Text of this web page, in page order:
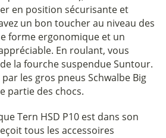
en position sécurisante et
un bon toucher au niveau des
forme ergonomique et un
En roulant, vous
la fourche suspendue Suntour.
les gros pneus Schwalbe Big
partie des chocs.
Tern HSD P10 est dans son
tous les accessoires